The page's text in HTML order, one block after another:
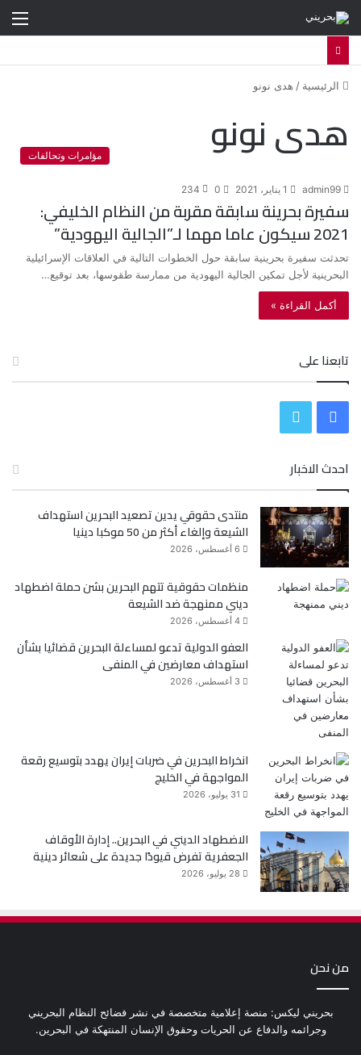
الرئيسية / هدى نونو
هدى نونو مؤامرات وتحالفات
admin99 1 يناير، 2021 0
234
سفيرة بحرينة سابقة مقربة من النظام الخليفي:
2021 سيكون عاما مهما لـ”الجالية اليهودية”
تحدثت سفيرة بحرينية سابقة حول الخطوات التالية في العلاقات الإسرائيلية
البحرينية لأجل تمكين الجالية اليهودية من ممارسة طقوسها، بعد توقيع…
أكمل القراءة »
تابعنا على
ب
و
ي
ت
ر
احدث الاخبار
منتدى حقوقي يدين تصعيد البحرين استهداف
الشيعة وإلغاء أكثر من 50 موكبا دينيا
6 أغسطس، 2026
منظمات حقوقية تتهم البحرين بشن حملة اضطهاد
ديني ممنهجة ضد الشيعة
4 أغسطس، 2026
العفو الدولية تدعو لمساءلة البحرين قضائيا بشأن
استهداف معارضين في المنفى
3 أغسطس، 2026
انخراط البحرين في ضربات إيران يهدد بتوسيع رقعة
المواجهة في الخليج
31 يوليو، 2026
الاضطهاد الديني في البحرين.. إدارة الأوقاف
الجعفرية تفرض قيودًا جديدة على شعائر دينية
28 يوليو، 2026
من نحن
بحريني ليكس: منصة إعلامية متخصصة في نشر فضائح النظام البحريني
وجرائمه والدفاع عن الحريات وحقوق الإنسان المنتهكة في البحرين.